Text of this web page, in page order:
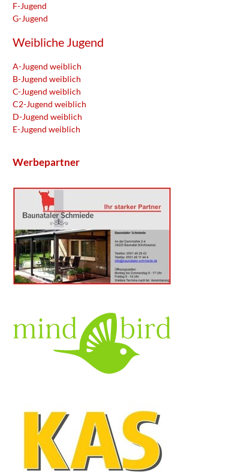
F-Jugend
G-Jugend
Weibliche Jugend
A-Jugend weiblich
B-Jugend weiblich
C-Jugend weiblich
C2-Jugend weiblich
D-Jugend weiblich
E-Jugend weiblich
Werbepartner